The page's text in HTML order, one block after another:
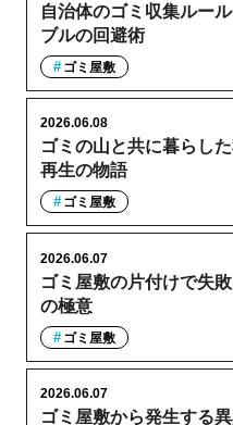
自治体のゴミ収集ルー
ブルの回避術
ゴミ屋敷
ゴミの山と共に暮らし
再生の物語
2026.06.08
ゴミ屋敷
ゴミ屋敷の片付けで失
の極意
2026.06.07
ゴミ屋敷
ゴミ屋敷から発生する
2026.06.07